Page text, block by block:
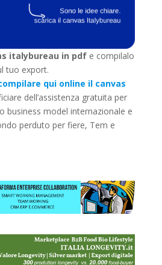
italybureau in pdf e compilalo
tuo export.
qui online il canvas
dell’assistenza gratuita per
business model internazionale e
perduto per fiere, Tem e